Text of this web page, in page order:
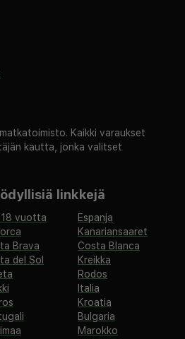
Kaikki varaukset
kautta, jonka valitset
linkkejä
18 vuotta
Espanja
Kanariansaaret
Brava
Costa Blanca
del Sol
Kreikka
Rodos
Italia
Kroatia
Bulgaria
Marokko